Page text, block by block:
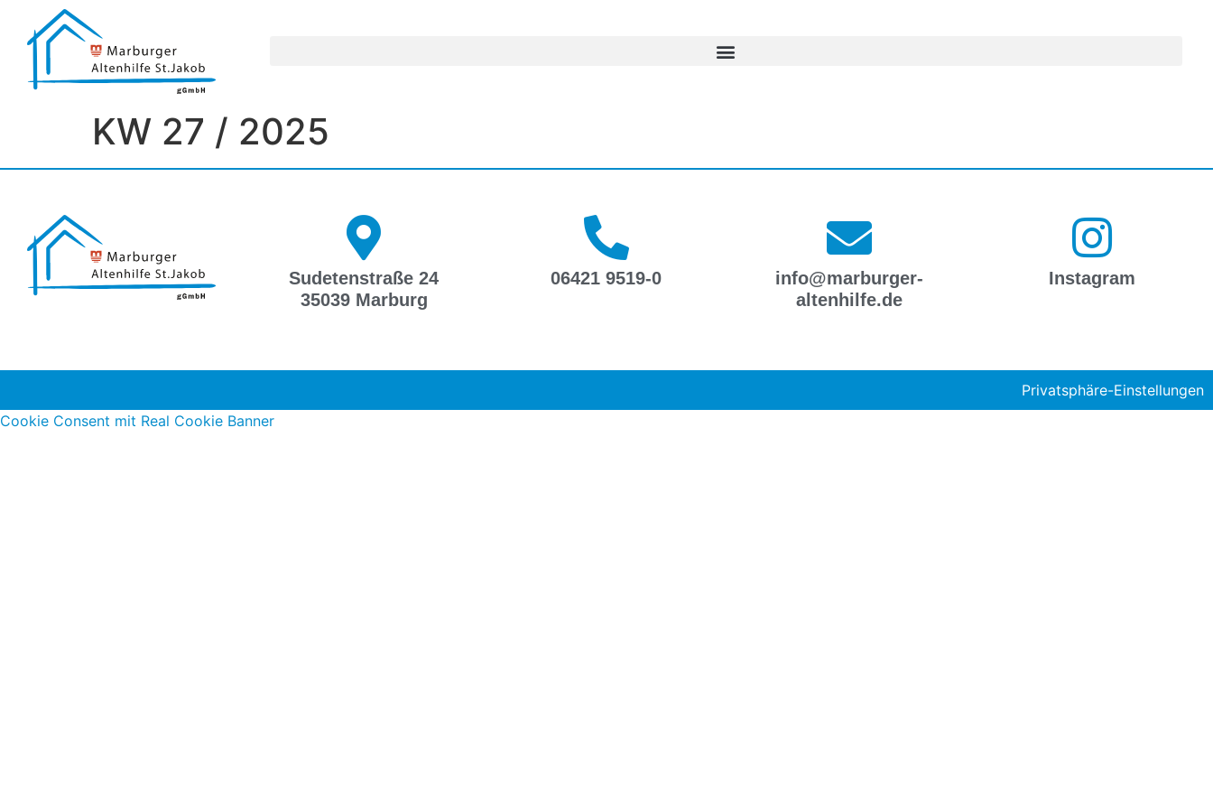
KW 27 / 2025
Sudetenstraße 24
35039 Marburg
06421 9519-0
info@marburger-
altenhilfe.de
Instagram
Privatsphäre-Einstellungen
Cookie Consent mit Real Cookie Banner